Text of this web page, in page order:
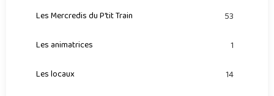
Les Mercredis du P'tit Train 53
Les animatrices 1
Les locaux 14